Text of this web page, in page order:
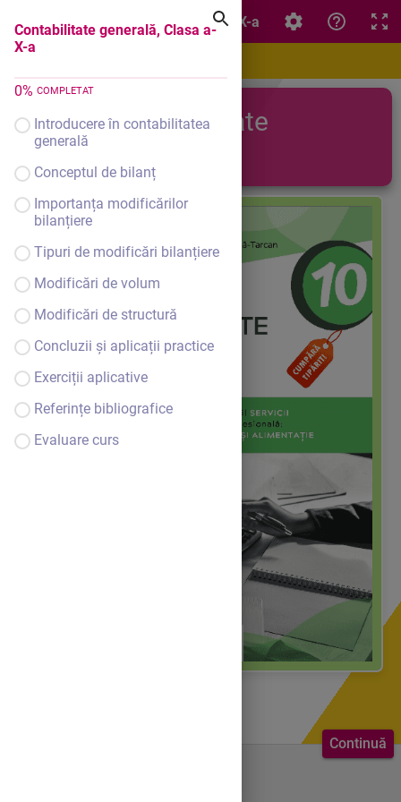
Contabilitate generală, Clasa a-
X-a
0% COMPLETAT
Introducere în contabilitatea
generală
Conceptul de bilanț
Importanța modificărilor
bilanțiere
Tipuri de modificări bilanțiere
Modificări de volum
Modificări de structură
Concluzii și aplicații practice
Exerciții aplicative
Referințe bibliografice
Evaluare curs
Continuă
Contabilitate generală, Clasa a-X-a
Contabilitate